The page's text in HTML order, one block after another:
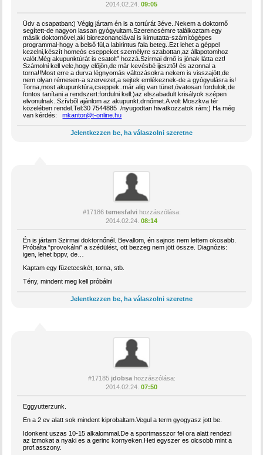
2014.02.24. 09:05
Üdv a csapatban:) Végig jártam én is a tortúrát 3éve..Nekem a doktornő
segített-de nagyon lassan gyógyultam.Szerencsémre találkoztam egy
másik doktornővel,aki biorezonanciával is kimutatta-számítógépes
programmal-hogy a belső fül,a labirintus fala beteg..Ezt lehet a géppel
kezelni,készít homeós cseppeket személyre szabottan,az állapotomhoz
valót.Még akupunktúrát is csatolt” hozzá.Szirmai drnő is jónak látta ezt!
Számolni kell vele,hogy előjön,de már kevésbé ijesztő! és azonnal a
torna!!Most erre a durva légnyomás változásokra nekem is visszajött,de
nem olyan rémesen-a szervezet,a sejtek emlékeznek-de a gyógyulásra is!
Torna,most akupunktúra,cseppek..már alig van tünet,óvatosan fordulok,de
fontos tanítani a rendszert:fordulni kell:)az elszabadult krisályok szépen
elvonulnak..Szívből ajánlom az akupunkt.drnőmet.A volt Moszkva tér
közelében rendel.Tel:30 7544885 /nyugodtan hivatkozzatok rám:) Ha még
van kérdés:mkantor@t-online.hu
Jelentkezzen be, ha válaszolni szeretne
#17186 temesfalvihozzászólása:
2014.02.24. 08:14
Én is jártam Szirmai doktornőnél. Bevallom, én sajnos nem lettem okosabb.
Próbálta “provokálni” a szédülést, ott bezzeg nem jött össze. Diagnózis:
igen, lehet bppv, de…
Kaptam egy füzetecskét, torna, stb.
Tény, mindent meg kell próbálni
Jelentkezzen be, ha válaszolni szeretne
#17185 jdobsahozzászólása:
2014.02.24. 07:50
Eggyutterzunk.
En a 2 ev alatt sok mindent kiprobaltam.Vegul a term gyogyasz jott be.
Idonkent uszas 10-15 alkalommal.De a sportmasszor fel ora alatt rendezi
az izmokat a nyaki es a gerinc kornyeken.Heti egyszer es olcsobb mint a
prof.asszony.